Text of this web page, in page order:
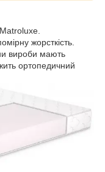
жорсткість.
вироби мають
ортопедичний